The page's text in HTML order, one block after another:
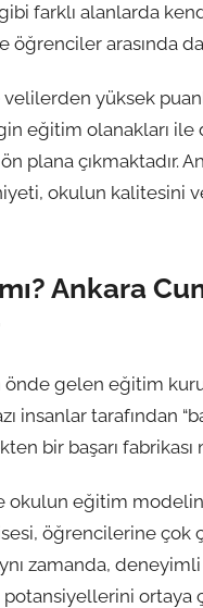
farklı alanlarda
arasında
yüksek
eğitim olanakları
plana çıkmaktadır.
okulun kalitesini
Ankara
gelen eğitim
insanlar tarafından
bir başarı fabrikası
okulun eğitim
öğrencilerine çok
zamanda,
ortaya